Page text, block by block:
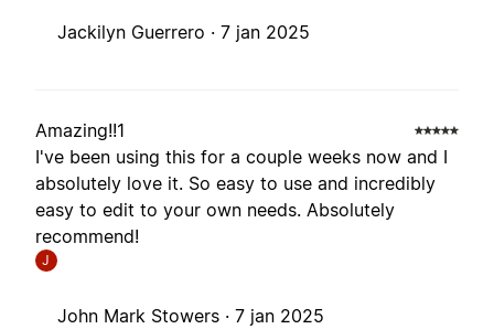
Jackilyn Guerrero · 7 jan 2025
Amazing!!1
I've been using this for a couple weeks now and I
absolutely love it. So easy to use and incredibly
easy to edit to your own needs. Absolutely
recommend!
J
John Mark Stowers · 7 jan 2025